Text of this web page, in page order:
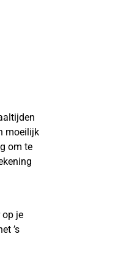
moeilijk
om te
op je
’s